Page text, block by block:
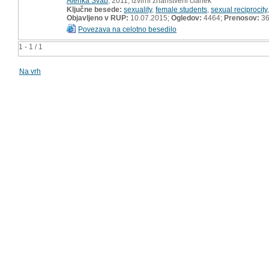
1 - 1 / 1
Ključne besede: sexuality, female students sexual reciprocity
Objavljeno v RUP: 10.07.2015; Ogledov: 4464; Prenosov: 36
Povezava na celotno besedilo
Na vrh